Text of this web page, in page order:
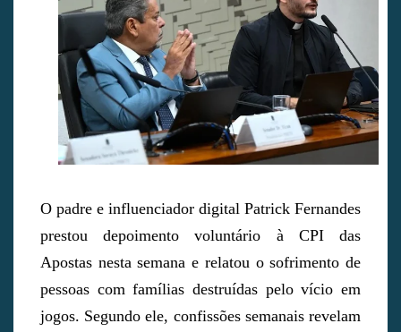
O padre e influenciador digital Patrick Fernandes
prestou depoimento voluntário à CPI das
Apostas nesta semana e relatou o sofrimento de
pessoas com famílias destruídas pelo vício em
jogos. Segundo ele, confissões semanais revelam